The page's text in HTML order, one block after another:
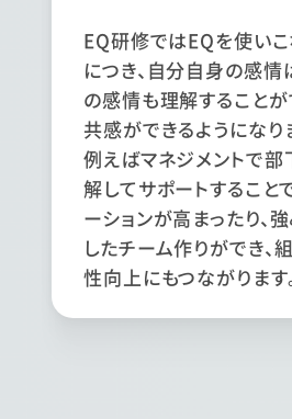
EQ研修ではEQを使い
につき、自分自身の感情
の感情も理解することが
共感ができるようになり
例えばマネジメントで
解してサポートすること
ーションが高まったり、
したチーム作りができ、
性向上にもつながります